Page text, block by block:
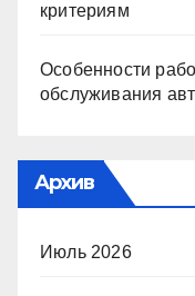
критериям
Особенности
обслуживания
Архив
Июль 2026